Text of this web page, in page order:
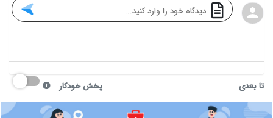
تا بعدی پخش خودکار